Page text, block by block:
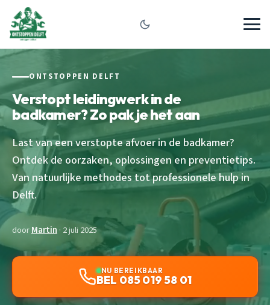
ONTSTOPPEN DELFT
Verstopt leidingwerk in de
badkamer? Zo pak je het aan
Last van een verstopte afvoer in de badkamer?
Ontdek de oorzaken, oplossingen en preventietips.
Van natuurlijke methodes tot professionele hulp in
Delft.
doorMartin · 2 juli 2025
NU BEREIKBAAR
BEL 085 019 58 01